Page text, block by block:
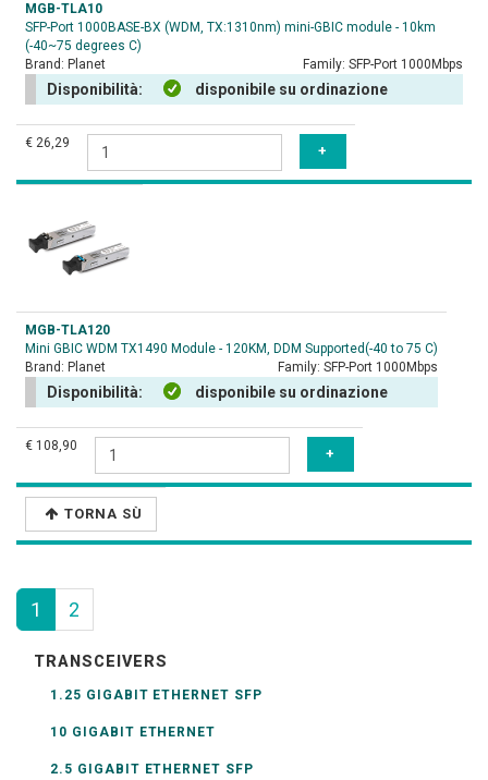
MGB-TLA10
SFP-Port 1000BASE-BX (WDM, TX:1310nm) mini-GBIC module - 10km
(-40~75 degrees C)
Brand: Planet Family: SFP-Port 1000Mbps
Disponibilità: disponibile su ordinazione
€ 26,29
MGB-TLA120
Mini GBIC WDM TX1490 Module - 120KM, DDM Supported(-40 to 75 C)
Brand: Planet Family: SFP-Port 1000Mbps
Disponibilità: disponibile su ordinazione
€ 108,90
TORNA SÙ
1 2
TRANSCEIVERS
1.25 GIGABIT ETHERNET SFP
10 GIGABIT ETHERNET
2.5 GIGABIT ETHERNET SFP